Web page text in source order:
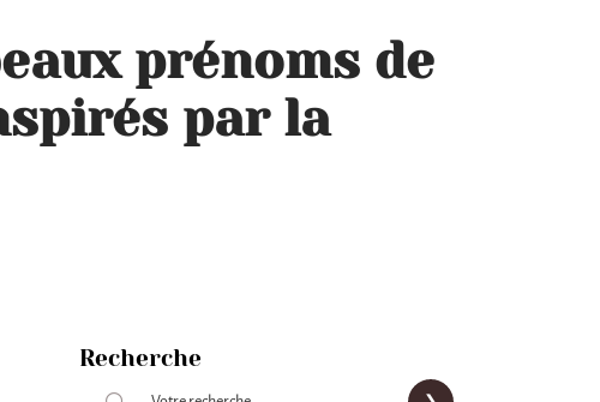
prénoms de
par la
Recherche